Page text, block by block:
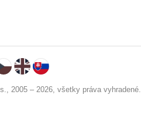
2005 – 2026, všetky práva vyhradené.